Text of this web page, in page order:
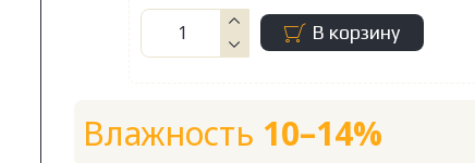
В корзину
Влажность 10–14%